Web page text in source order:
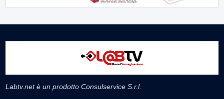
Labtv.net è un prodotto Consulservice S.r.l.